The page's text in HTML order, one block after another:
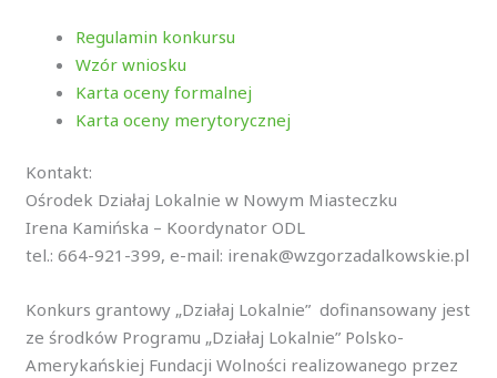
Regulamin konkursu
Wzór wniosku
Karta oceny formalnej
Karta oceny merytorycznej
Kontakt:
Ośrodek Działaj Lokalnie w Nowym Miasteczku
Irena Kamińska – Koordynator ODL
tel.: 664-921-399, e-mail: irenak@wzgorzadalkowskie.pl
Konkurs grantowy „Działaj Lokalnie” dofinansowany jest
ze środków Programu „Działaj Lokalnie” Polsko-
Amerykańskiej Fundacji Wolności realizowanego przez